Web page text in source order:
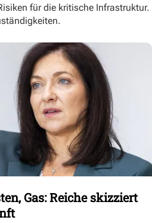
für die kritische Infrastruktur.
Gas: Reiche skizziert